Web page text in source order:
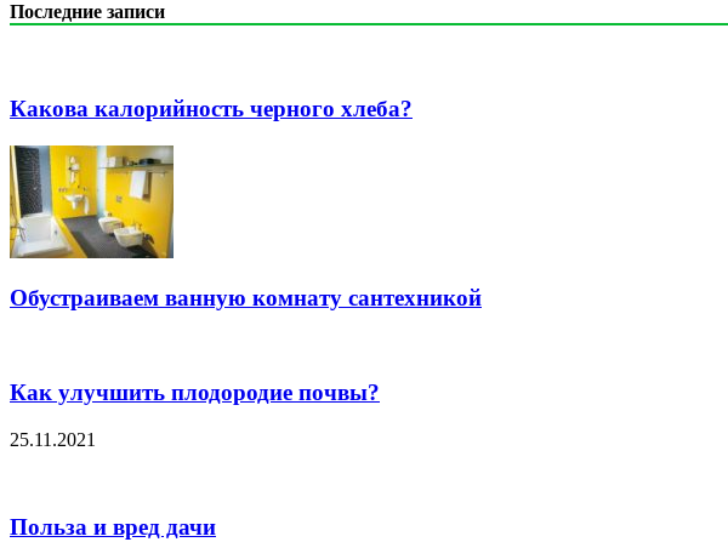
Последние записи
Какова калорийность черного хлеба?
Обустраиваем ванную комнату сантехникой
Как улучшить плодородие почвы?
25.11.2021
Польза и вред дачи